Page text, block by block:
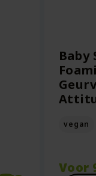
Baby
vegan
Voor